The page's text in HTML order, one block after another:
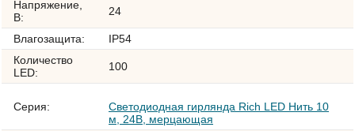
Напряжение,
В:
24
Влагозащита:
IP54
Количество
LED:
100
Серия:
Светодиодная гирлянда Rich LED Нить 10
м, 24В, мерцающая